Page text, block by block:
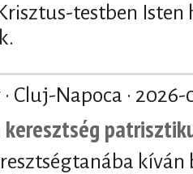
testben
Cluj-Napoca · 2026-